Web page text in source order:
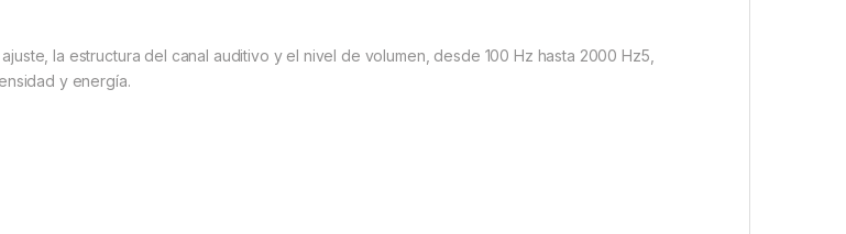
la estructura del canal auditivo y el nivel de volumen, desde 100 Hz hasta 2000 Hz5,
y energía.